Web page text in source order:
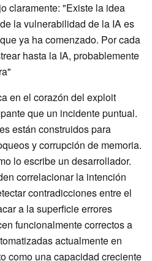
claramente: "Existe la idea
la vulnerabilidad de la IA es
ya ha comenzado. Por cada
hasta la IA, probablemente
en el corazón del exploit
que un incidente puntual.
están construidos para
y corrupción de memoria.
lo escribe un desarrollador.
correlacionar la intención
contradicciones entre el
a la superficie errores
funcionalmente correctos a
actualmente en
como una capacidad creciente